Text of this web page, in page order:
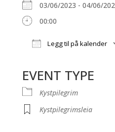
03/06/2023 - 04/06/
00:00
Legg til på kalender
EVENT TYPE
Kystpilegrim
Kystpilegrimsleia